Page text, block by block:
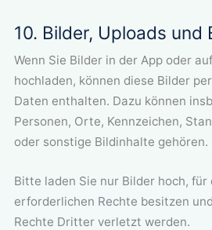
10. Bilder, Uploads und
Wenn Sie Bilder in der App oder
hochladen, können diese Bilder
Daten enthalten. Dazu können
Personen, Orte, Kennzeichen,
oder sonstige Bildinhalte gehören.
Bitte laden Sie nur Bilder hoch, für
erforderlichen Rechte besitzen
Rechte Dritter verletzt werden.